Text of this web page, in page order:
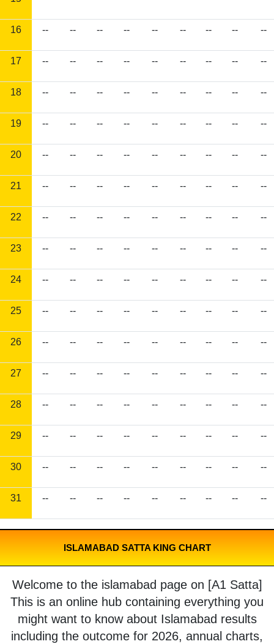
16 -- -- -- -- -- -- -- -- --
17 -- -- -- -- -- -- -- -- --
18 -- -- -- -- -- -- -- -- --
19 -- -- -- -- -- -- -- -- --
20 -- -- -- -- -- -- -- -- --
21 -- -- -- -- -- -- -- -- --
22 -- -- -- -- -- -- -- -- --
23 -- -- -- -- -- -- -- -- --
24 -- -- -- -- -- -- -- -- --
25 -- -- -- -- -- -- -- -- --
26 -- -- -- -- -- -- -- -- --
27 -- -- -- -- -- -- -- -- --
28 -- -- -- -- -- -- -- -- --
29 -- -- -- -- -- -- -- -- --
30 -- -- -- -- -- -- -- -- --
31 -- -- -- -- -- -- -- -- --
ISLAMABAD SATTA KING CHART
Welcome to the islamabad page on [A1 Satta]
This is an online hub containing everything you
might want to know about Islamabad results
including the outcome for 2026, annual charts,